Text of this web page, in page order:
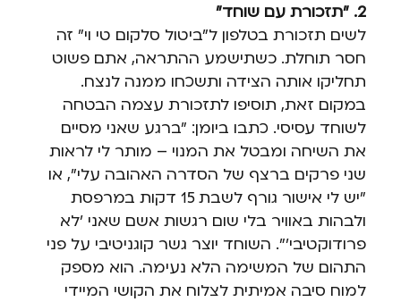
2. "תזכורת עם שוחד"
לשים תזכורת בטלפון ל"ביטול סלקום טי וי" זה
חסר תוחלת. כשתישמע ההתראה, אתם פשוט
תחליקו אותה הצידה ותשכחו ממנה לנצח.
במקום זאת, תוסיפו לתזכורת עצמה הבטחה
לשוחד עסיסי. כתבו ביומן: "ברגע שאני מסיים
את השיחה ומבטל את המנוי – מותר לי לראות
שני פרקים ברצף של הסדרה האהובה עלי", או
"יש לי אישור גורף לשבת 15 דקות במרפסת
ולבהות באוויר בלי שום רגשות אשם שאני 'לא
פרודוקטיבי'". השוחד יוצר גשר קוגניטיבי על פני
התהום של המשימה הלא נעימה. הוא מספק
למוח סיבה אמיתית לצלוח את הקושי המיידי